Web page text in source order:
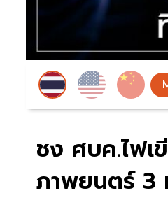
ชง ศบค.ไฟ
ภาพยนตร์ 3